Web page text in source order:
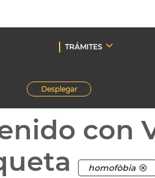
TRÁMITES
Desplegar
con
homofòbia